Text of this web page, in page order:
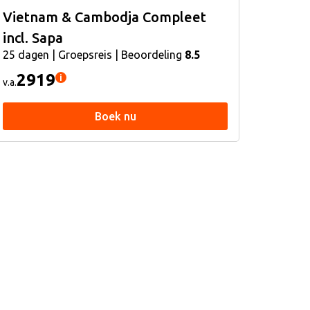
Vietnam & Cambodja Compleet
incl. Sapa
25 dagen | Groepsreis | Beoordeling 8.5
v.a.2919 i
Boek nu